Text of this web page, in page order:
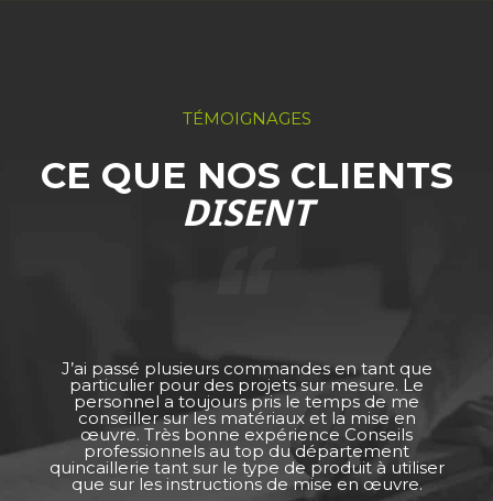
TÉMOIGNAGES
CE QUE NOS CLIENTS
DISENT
J’ai passé plusieurs commandes en tant que
particulier pour des projets sur mesure. Le
personnel a toujours pris le temps de me
conseiller sur les matériaux et la mise en
œuvre. Très bonne expérience Conseils
professionnels au top du département
quincaillerie tant sur le type de produit à utiliser
que sur les instructions de mise en œuvre.